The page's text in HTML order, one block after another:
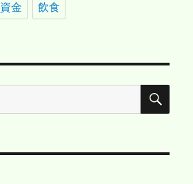
資金 飲食
検